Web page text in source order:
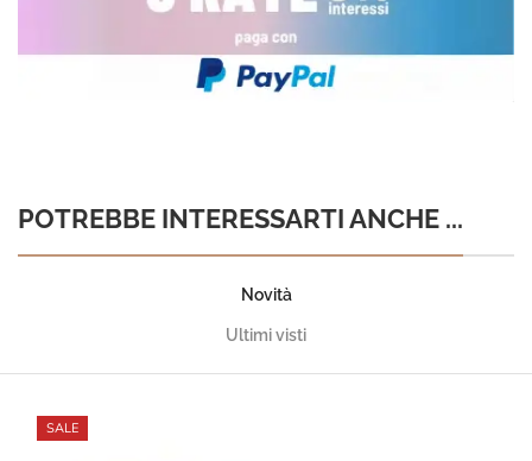
POTREBBE INTERESSARTI ANCHE ...
Novità
Ultimi visti
SALE